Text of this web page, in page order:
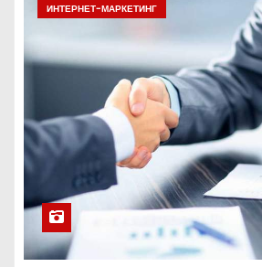
ИНТЕРНЕТ-МАРКЕТИНГ